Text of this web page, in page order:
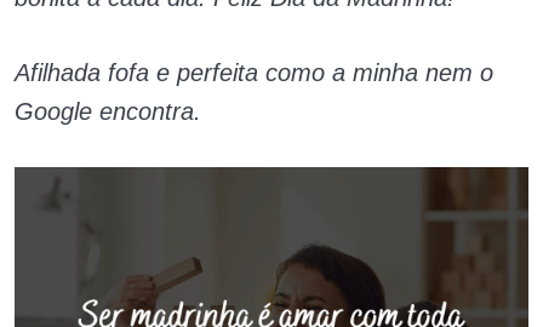
Afilhada fofa e perfeita como a minha nem o
Google encontra.